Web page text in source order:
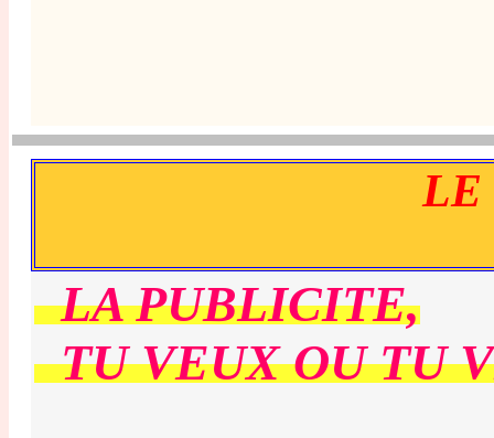
LE
LA PUBLICITE,
TU VEUX OU TU